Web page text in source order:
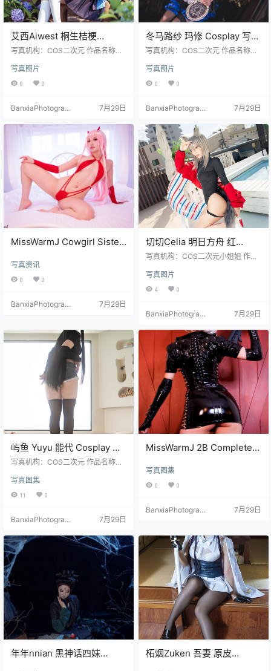
艾西Aiwest 桐生桔梗
Cosplay写真图集 高清美图
写真机构：COS二次元 作品名称：
st 图片数量：48张 资源大小：296.
8MB
写真图片
0 0
BanxiaPhotograp
7月29日
冬马路纱 玛修 Cosplay 写真
集｜FGO 人气角色 高清图集
写真机构：COS二次元 作品名称：
a_零纱) 图片数量：15张 资源大小：
131MB
写真图片
0 0
BanxiaPhotograp
7月29日
MissWarmJ Cowgirl Sister
[39P-1V-179.1M]
写真资讯
0 0
BanxiaPhotograp
7月29日
切切Celia 明日方舟 红
Cosplay 高清写真 28P+1V
写真机构：COS二次元小姐姐 作品
切切Celia 图片数量：28P+1V
写真图片
4 0
BanxiaPhotograp
7月29日
屿鱼 Yuyu 能代 Cosplay 写
真＋视频合集（39P｜2V｜
写真机构：COS二次元 作品名称：
片数量：39P｜2V 资源大小：398
MB
写真图集
11 0
BanxiaPhotograp
7月29日
MissWarmJ 2B Complete
Collection [64P-264.8M]
写真图集
0 0
BanxiaPhotograp
7月29日
年年nnian 黑神话四妹
柘烟Zuken 吾妻 原皮